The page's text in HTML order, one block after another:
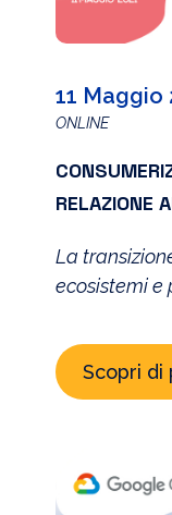
11 Maggio
ONLINE
RELAZIONE
La
ecosistemi
Scopri di